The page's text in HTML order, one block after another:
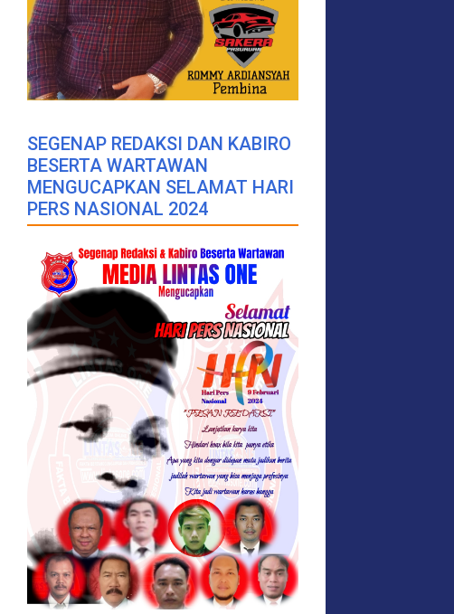
SEGENAP REDAKSI DAN KABIRO
BESERTA WARTAWAN
MENGUCAPKAN SELAMAT HARI
PERS NASIONAL 2024